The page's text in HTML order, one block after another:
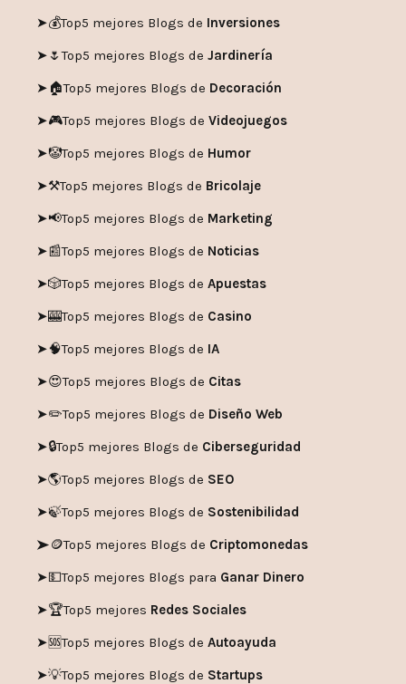
➤💰Top5 mejores Blogs de Inversiones
➤🌷Top5 mejores Blogs de Jardinería
➤🏠Top5 mejores Blogs de Decoración
➤🎮Top5 mejores Blogs de Videojuegos
➤🤡Top5 mejores Blogs de Humor
➤⚒️Top5 mejores Blogs de Bricolaje
➤📢Top5 mejores Blogs de Marketing
➤📰Top5 mejores Blogs de Noticias
➤🎲Top5 mejores Blogs de Apuestas
➤🎰Top5 mejores Blogs de Casino
➤🧠Top5 mejores Blogs de IA
➤😍Top5 mejores Blogs de Citas
➤✏️Top5 mejores Blogs de Diseño Web
➤🔒Top5 mejores Blogs de Ciberseguridad
➤🌎Top5 mejores Blogs de SEO
➤🍃Top5 mejores Blogs de Sostenibilidad
➤🪙Top5 mejores Blogs de Criptomonedas
➤💵Top5 mejores Blogs para Ganar Dinero
➤🏆Top5 mejores Redes Sociales
➤🆘Top5 mejores Blogs de Autoayuda
➤💡Top5 mejores Blogs de Startups